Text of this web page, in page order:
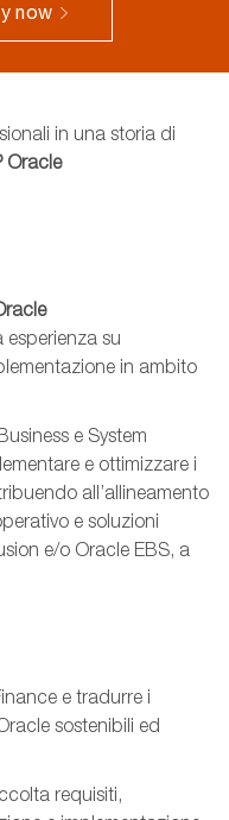
now
in una storia di
Oracle
su
in ambito
e System
re e ottimizzare i
all’allineamento
e soluzioni
e/o Oracle EBS, a
e tradurre i
sostenibili ed
requisiti,